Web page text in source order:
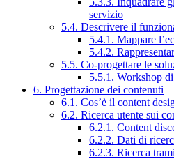
servizio
5.4. Descrivere il
5.4.1. Mappare
5.4.2.
5.5. Co-progettare le
5.5.1. Workshop
6. Progettazione dei contenuti
6.1. Cos’è il content
6.2. Ricerca utente sui
6.2.1. Content
6.2.2. Dati di
6.2.3. Ricerca